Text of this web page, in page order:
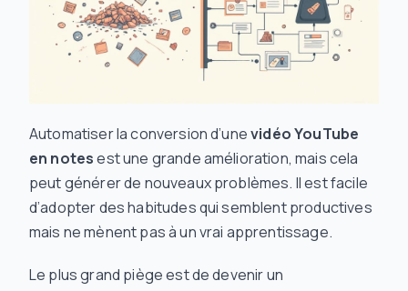
Automatiser la conversion d’unevidéo YouTube
en notesest une grande amélioration, mais cela
peut générer de nouveaux problèmes. Il est facile
d’adopter des habitudes quisemblentproductives
mais ne mènent pas à un vrai apprentissage.
Le plus grand piège est de devenir un